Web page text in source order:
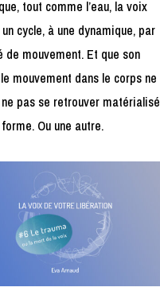
tout comme l’eau, la voix
cycle, à une dynamique, par
de mouvement. Et que son
mouvement dans le corps ne
pas se retrouver matérialisé
Ou une autre.